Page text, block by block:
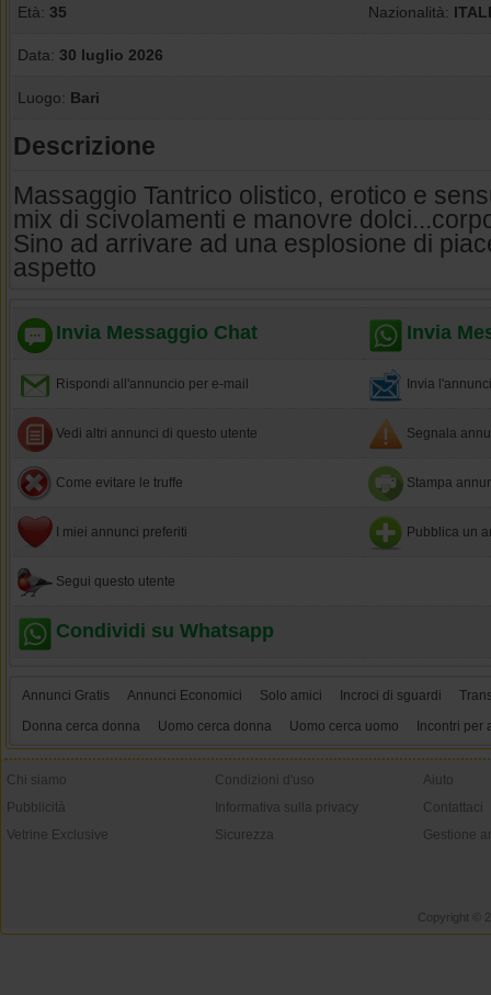
Età: 35 Nazionalità:
Data: 30 luglio 2026
Luogo: Bari
Descrizione
Massaggio Tantrico olistico, erotico e
mix di scivolamenti e manovre
Sino ad arrivare ad una esplosione di
aspetto
Invia Messaggio Chat Invia
Rispondi all'annuncio per e-mail Invia
Vedi altri annunci di questo utente Segnala
Come evitare le truffe Stampa
I miei annunci preferiti Pubblica un
Segui questo utente
Condividi su Whatsapp
Annunci Gratis Annunci Economici Solo amici Incroci di sguardi
Donna cerca donna
Uomo cerca donna Uomo cerca uomo Incontri per
Chi siamo
Pubblicità
Vetrine Exclusive
Condizioni d'uso
Informativa sulla privacy
Sicurezza
Aiuto
Contattaci
Gestione
Copyright ©